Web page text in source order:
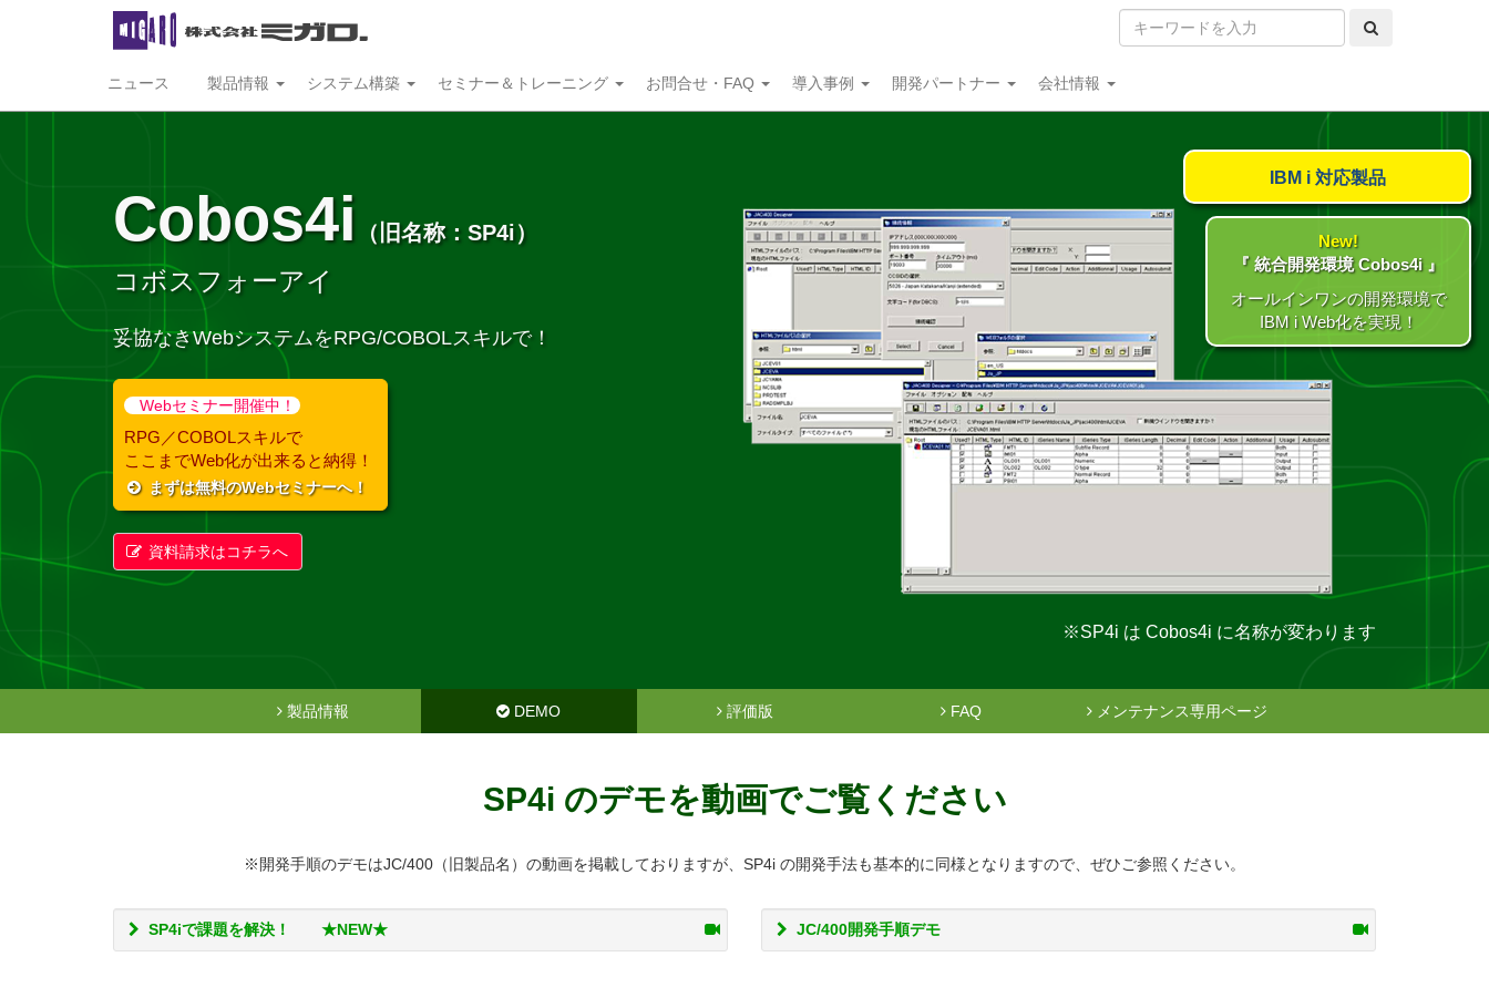
ニュース 製品情報 システム構築 セミナー＆トレーニング お問合せ・FAQ 導入事例 開発パートナー 会社情報
Cobos4i （旧名称：SP4i）
コボスフォーアイ
妥協なきWebシステムをRPG/COBOLスキルで！
Webセミナー開催中！
RPG／COBOLスキルで
ここまでWeb化が出来ると納得！
まずは無料のWebセミナーへ！
資料請求はコチラへ
※SP4i は Cobos4i に名称が変わります
製品情報 DEMO 評価版 FAQ メンテナンス専用ページ
SP4i のデモを動画でご覧ください
※開発手順のデモはJC/400（旧製品名）の動画を掲載しておりますが、SP4i の開発手法も基本的に同様となりますので、ぜひご参照ください。
SP4iで課題を解決！ ★NEW★ JC/400開発手順デモ
IBM i 対応製品
New!
『 統合開発環境 Cobos4i 』
オールインワンの開発環境で
IBM i Web化を実現！